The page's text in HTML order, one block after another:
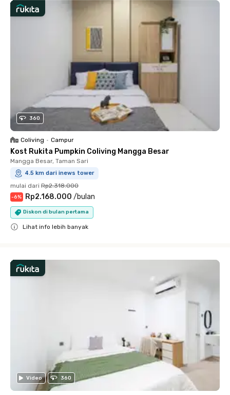
360
Coliving • Campur
Kost Rukita Pumpkin Coliving Mangga Besar
Mangga Besar, Taman Sari
4.5 km dari inews tower
mulai dari Rp2.318.000
-6% Rp2.168.000 /bulan
Diskon di bulan pertama
Lihat info lebih banyak
Video 360